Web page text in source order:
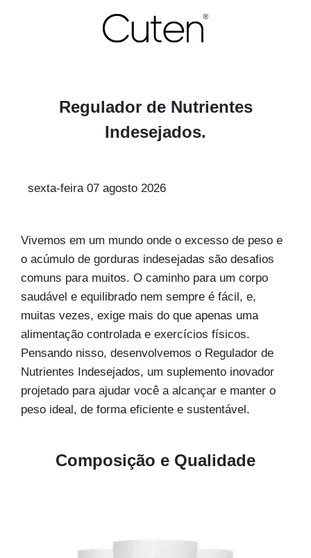
Regulador de Nutrientes
Indesejados.
sexta-feira agosto
07 2026
Vivemos em um mundo onde o excesso de peso e
o acúmulo de gorduras indesejadas são desafios
comuns para muitos. O caminho para um corpo
saudável e equilibrado nem sempre é fácil, e,
muitas vezes, exige mais do que apenas uma
alimentação controlada e exercícios físicos.
Pensando nisso, desenvolvemos o Regulador de
Nutrientes Indesejados, um suplemento inovador
projetado para ajudar você a alcançar e manter o
peso ideal, de forma eficiente e sustentável.
Composição e Qualidade